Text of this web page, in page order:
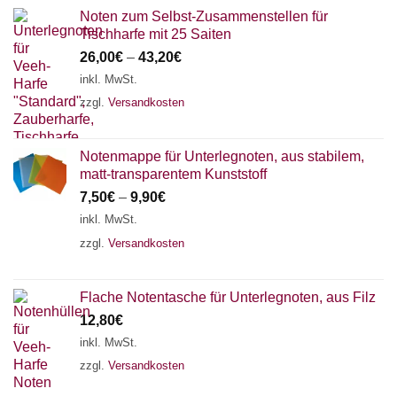
Noten zum Selbst-Zusammenstellen für
Tischharfe mit 25 Saiten
26,00€ – 43,20€
inkl. MwSt.
zzgl. Versandkosten
Notenmappe für Unterlegnoten, aus stabilem,
matt-transparentem Kunststoff
7,50€ – 9,90€
inkl. MwSt.
zzgl. Versandkosten
Flache Notentasche für Unterlegnoten, aus Filz
12,80€
inkl. MwSt.
zzgl. Versandkosten